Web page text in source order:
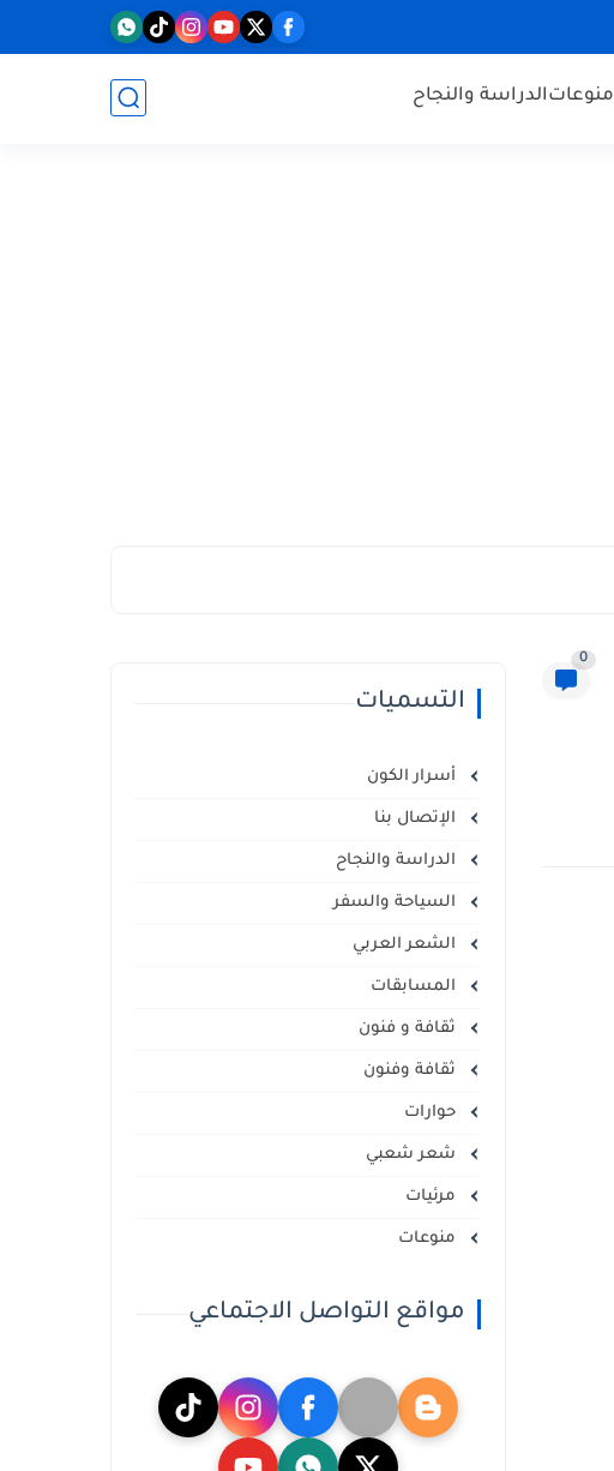
منوعاتالدراسة والنجاح
0
التسميات
أسرار الكون
الإتصال بنا
الدراسة والنجاح
السياحة والسفر
الشعر العربي
المسابقات
ثقافة و فنون
ثقافة وفنون
حوارات
شعر شعبي
مرئيات
منوعات
مواقع التواصل الاجتماعي